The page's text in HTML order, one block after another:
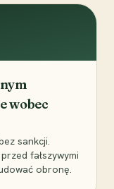
wobec
sankcji.
fałszywymi
obronę.